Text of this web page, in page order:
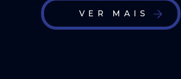
VER MAIS